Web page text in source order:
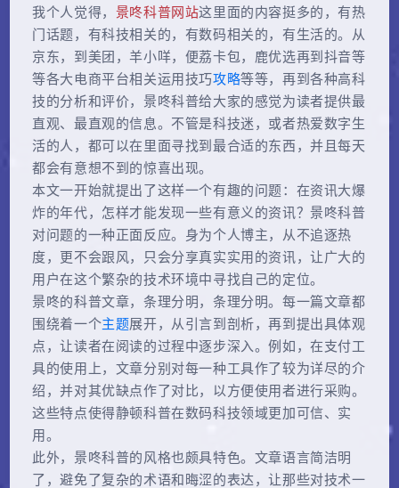
我个人觉得， 景咚科普网站这里面的内容挺多的，有热
门话题，有科技相关的，有数码相关的，有生活的。从
京东，到美团，羊小咩，便荔卡包，鹿优选再到抖音等
等各大电商平台相关运用技巧攻略等等，再到各种高科
技的分析和评价，景咚科普给大家的感觉为读者提供最
直观、最直观的信息。不管是科技迷，或者热爱数字生
活的人，都可以在里面寻找到最合适的东西，并且每天
都会有意想不到的惊喜出现。
本文一开始就提出了这样一个有趣的问题：在资讯大爆
炸的年代，怎样才能发现一些有意义的资讯？景咚科普
对问题的一种正面反应。身为个人博主，从不追逐热
度，更不会跟风，只会分享真实实用的资讯，让广大的
用户在这个繁杂的技术环境中寻找自己的定位。
景咚的科普文章，条理分明，条理分明。每一篇文章都
围绕着一个主题展开，从引言到剖析，再到提出具体观
点，让读者在阅读的过程中逐步深入。例如，在支付工
具的使用上，文章分别对每一种工具作了较为详尽的介
绍，并对其优缺点作了对比，以方便使用者进行采购。
这些特点使得静顿科普在数码科技领域更加可信、实
用。
此外，景咚科普的风格也颇具特色。文章语言简洁明
了，避免了复杂的术语和晦涩的表达，让那些对技术一